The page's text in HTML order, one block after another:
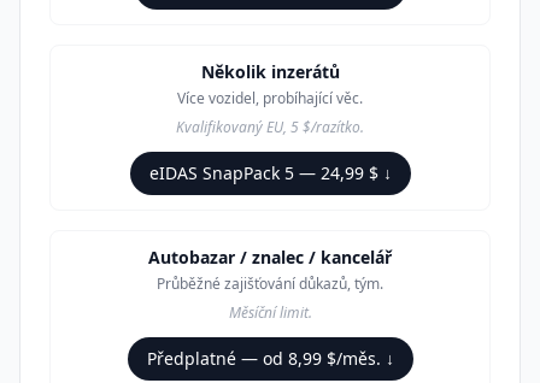
Několik inzerátů
Více vozidel, probíhající věc.
Kvalifikovaný EU, 5 $/razítko.
eIDAS SnapPack 5 — 24,99 $ ↓
Autobazar / znalec / kancelář
Průběžné zajišťování důkazů, tým.
Měsíční limit.
Předplatné — od 8,99 $/měs. ↓